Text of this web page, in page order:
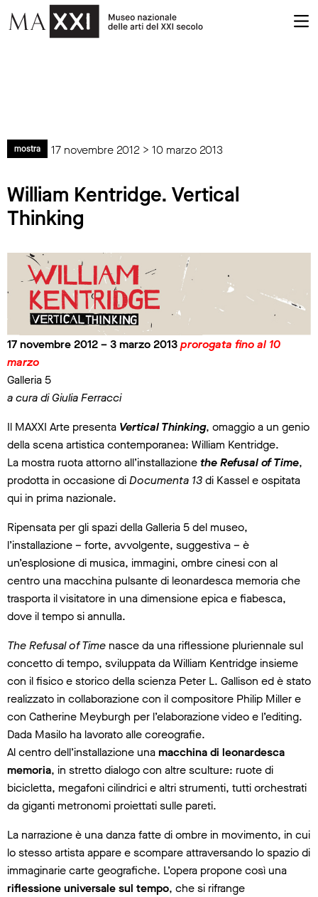
mostra 17 novembre 2012 > 10 marzo 2013
William Kentridge. Vertical
Thinking
17 novembre 2012 – 3 marzo 2013prorogata fino al 10
marzo
Galleria 5
a cura di Giulia Ferracci
Il MAXXI Arte presenta Vertical Thinking, omaggio a un genio
della scena artistica contemporanea: William Kentridge.
La mostra ruota attorno all’installazionethe Refusal of Time,
prodotta in occasione diDocumenta 13di Kassel e ospitata
qui in prima nazionale.
Ripensata per gli spazi della Galleria 5 del museo,
l’installazione – forte, avvolgente, suggestiva – è
un’esplosione di musica, immagini, ombre cinesi con al
centro una macchina pulsante di leonardesca memoria che
trasporta il visitatore in una dimensione epica e fiabesca,
dove il tempo si annulla.
The Refusal of Time nasce da una riflessione pluriennale sul
concetto di tempo, sviluppata da William Kentridge insieme
con il fisico e storico della scienza Peter L. Gallison ed è stato
realizzato in collaborazione con il compositore Philip Miller e
con Catherine Meyburgh per l’elaborazione video e l’editing.
Dada Masilo ha lavorato alle coreografie.
Al centro dell’installazione unamacchina di leonardesca
memoria, in stretto dialogo con altre sculture: ruote di
bicicletta, megafoni cilindrici e altri strumenti, tutti orchestrati
da giganti metronomi proiettati sulle pareti.
La narrazione è una danza fatte di ombre in movimento, in cui
lo stesso artista appare e scompare attraversando lo spazio di
immaginarie carte geografiche. L’opera propone così una
riflessione universale sul tempo, che si rifrange